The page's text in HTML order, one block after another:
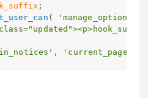
;
( 'manage_options'
,